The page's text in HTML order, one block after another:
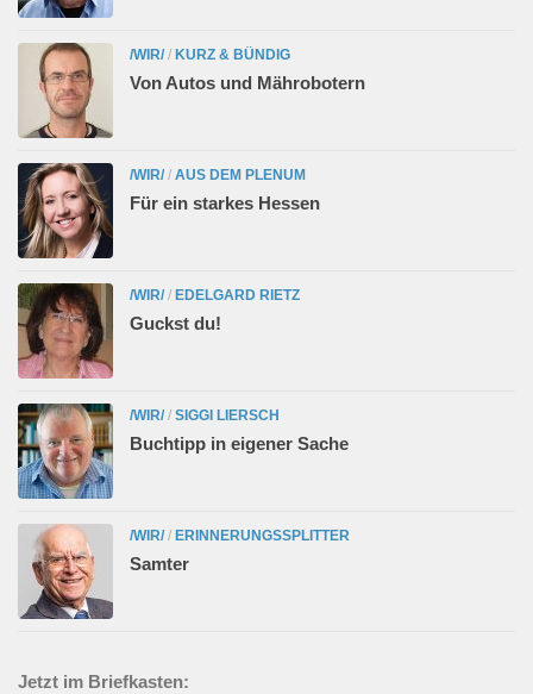
/WIR/ / KURZ & BÜNDIG
Von Autos und Mährobotern
/WIR/ / AUS DEM PLENUM
Für ein starkes Hessen
/WIR/ / EDELGARD RIETZ
Guckst du!
/WIR/ / SIGGI LIERSCH
Buchtipp in eigener Sache
/WIR/ / ERINNERUNGSSPLITTER
Samter
Jetzt im Briefkasten: